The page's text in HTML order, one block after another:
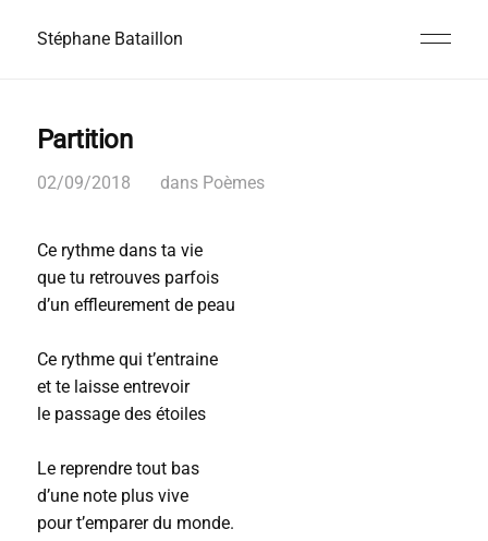
Stéphane Bataillon
Partition
02/09/2018 dans Poèmes
Ce rythme dans ta vie
que tu retrouves parfois
d’un effleurement de peau
Ce rythme qui t’entraine
et te laisse entrevoir
le passage des étoiles
Le reprendre tout bas
d’une note plus vive
pour t’emparer du monde.